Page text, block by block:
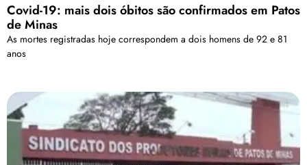
Covid-19: mais dois óbitos são confirmados em Patos
de Minas
As mortes registradas hoje correspondem a dois homens de 92 e 81
anos